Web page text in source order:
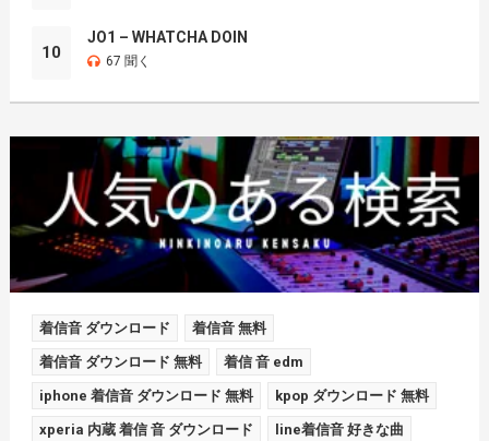
10
JO1 – WHATCHA DOIN
67 聞く
着信音 ダウンロード 着信音 無料
着信音 ダウンロード 無料 着信 音 edm
iphone 着信音 ダウンロード 無料 kpop ダウンロード 無料
xperia 内蔵 着信 音 ダウンロード line着信音 好きな曲